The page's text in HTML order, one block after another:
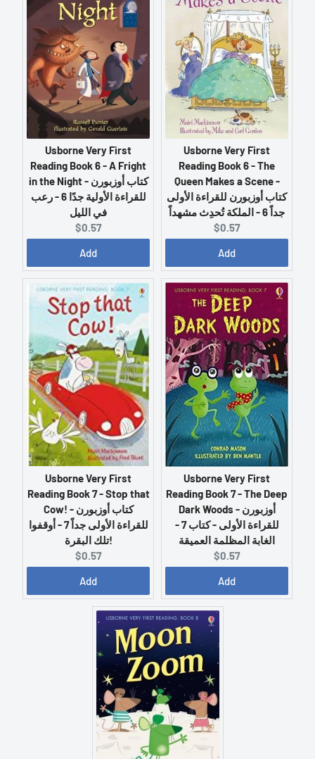
p
r
i
c
e
:
p
r
i
c
e
:
Usborne Very First
Reading Book 6 - A Fright
in the Night - كتاب أوزبورن
للقراءة الأولية جدًا 6 - رعب
في الليل
C
u
r
e
n
t
p
r
i
c
e
:
$0.57
Add
Usborne Very First
Reading Book 6 - The
Queen Makes a Scene -
كتاب أوزبورن للقراءة الأولى
جداً 6 - الملكة تُحدِث مشهداً
C
u
r
e
n
t
p
r
i
c
e
:
$0.57
Add
Usborne Very First
Reading Book 7 - Stop that
Cow! - كتاب أوزبورن
للقراءة الأولى جداً 7 - أوقفوا
تلك البقرة!
C
u
r
$0.57
Add
Usborne Very First
Reading Book 7 - The Deep
Dark Woods - أوزبورن
للقراءة الأولى - كتاب 7 -
الغابة المظلمة العميقة
C
u
r
e
p
r
i
c
e
$0.57
Add